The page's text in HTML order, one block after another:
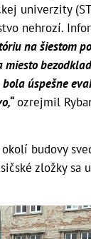
univerzity
nehrozí.
na šiestom
úspešne
ozrejmil
budovy
zložky sa